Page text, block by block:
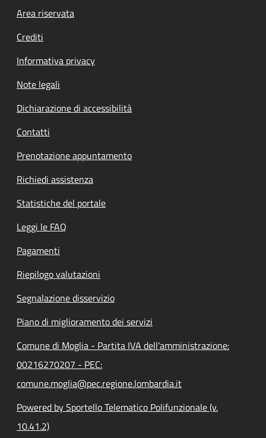
Footer menu
Area riservata
Crediti
Informativa privacy
Note legali
Dichiarazione di accessibilità
Contatti
Prenotazione appuntamento
Richiedi assistenza
Statistiche del portale
Leggi le FAQ
Pagamenti
Riepilogo valutazioni
Segnalazione disservizio
Piano di miglioramento dei servizi
Comune di Moglia - Partita IVA dell'amministrazione:
00216270207 - PEC:
comune.moglia@pec.regione.lombardia.it
Powered by Sportello Telematico Polifunzionale (v.
10.41.2)